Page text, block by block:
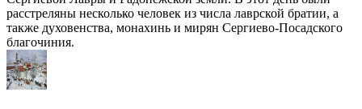
расстреляны несколько человек из числа лаврской братии, а
также духовенства, монахинь и мирян Сергиево-Посадского
благочиния.